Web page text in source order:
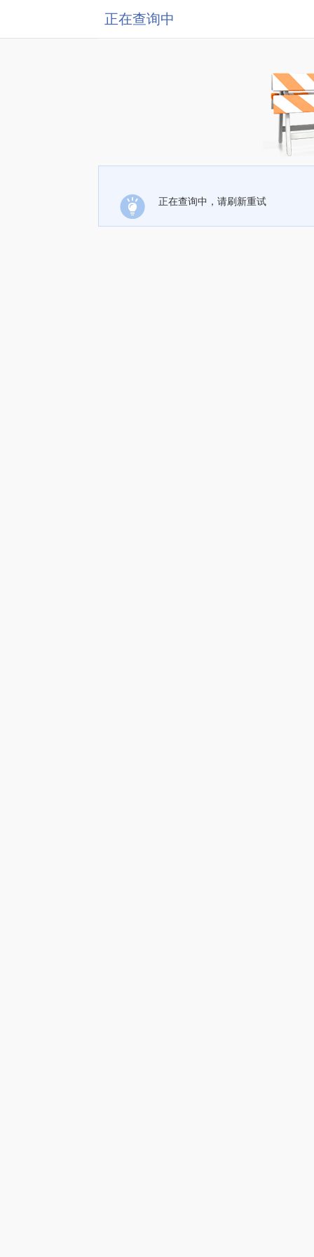
正在查询中
正在查询中，请刷新重试